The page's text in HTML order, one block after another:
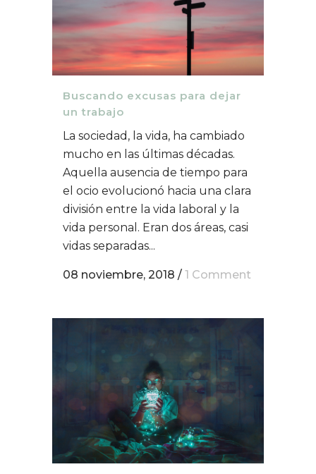
Buscando excusas para dejar
un trabajo
La sociedad, la vida, ha cambiado
mucho en las últimas décadas.
Aquella ausencia de tiempo para
el ocio evolucionó hacia una clara
división entre la vida laboral y la
vida personal. Eran dos áreas, casi
vidas separadas...
08 noviembre, 2018 / 1 Comment